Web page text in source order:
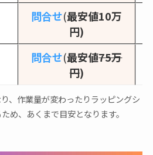
問合せ(最安値10万
円)
問合せ(最安値75万
円)
、作業量が変わったりラッピングシ
め、あくまで目安となります。